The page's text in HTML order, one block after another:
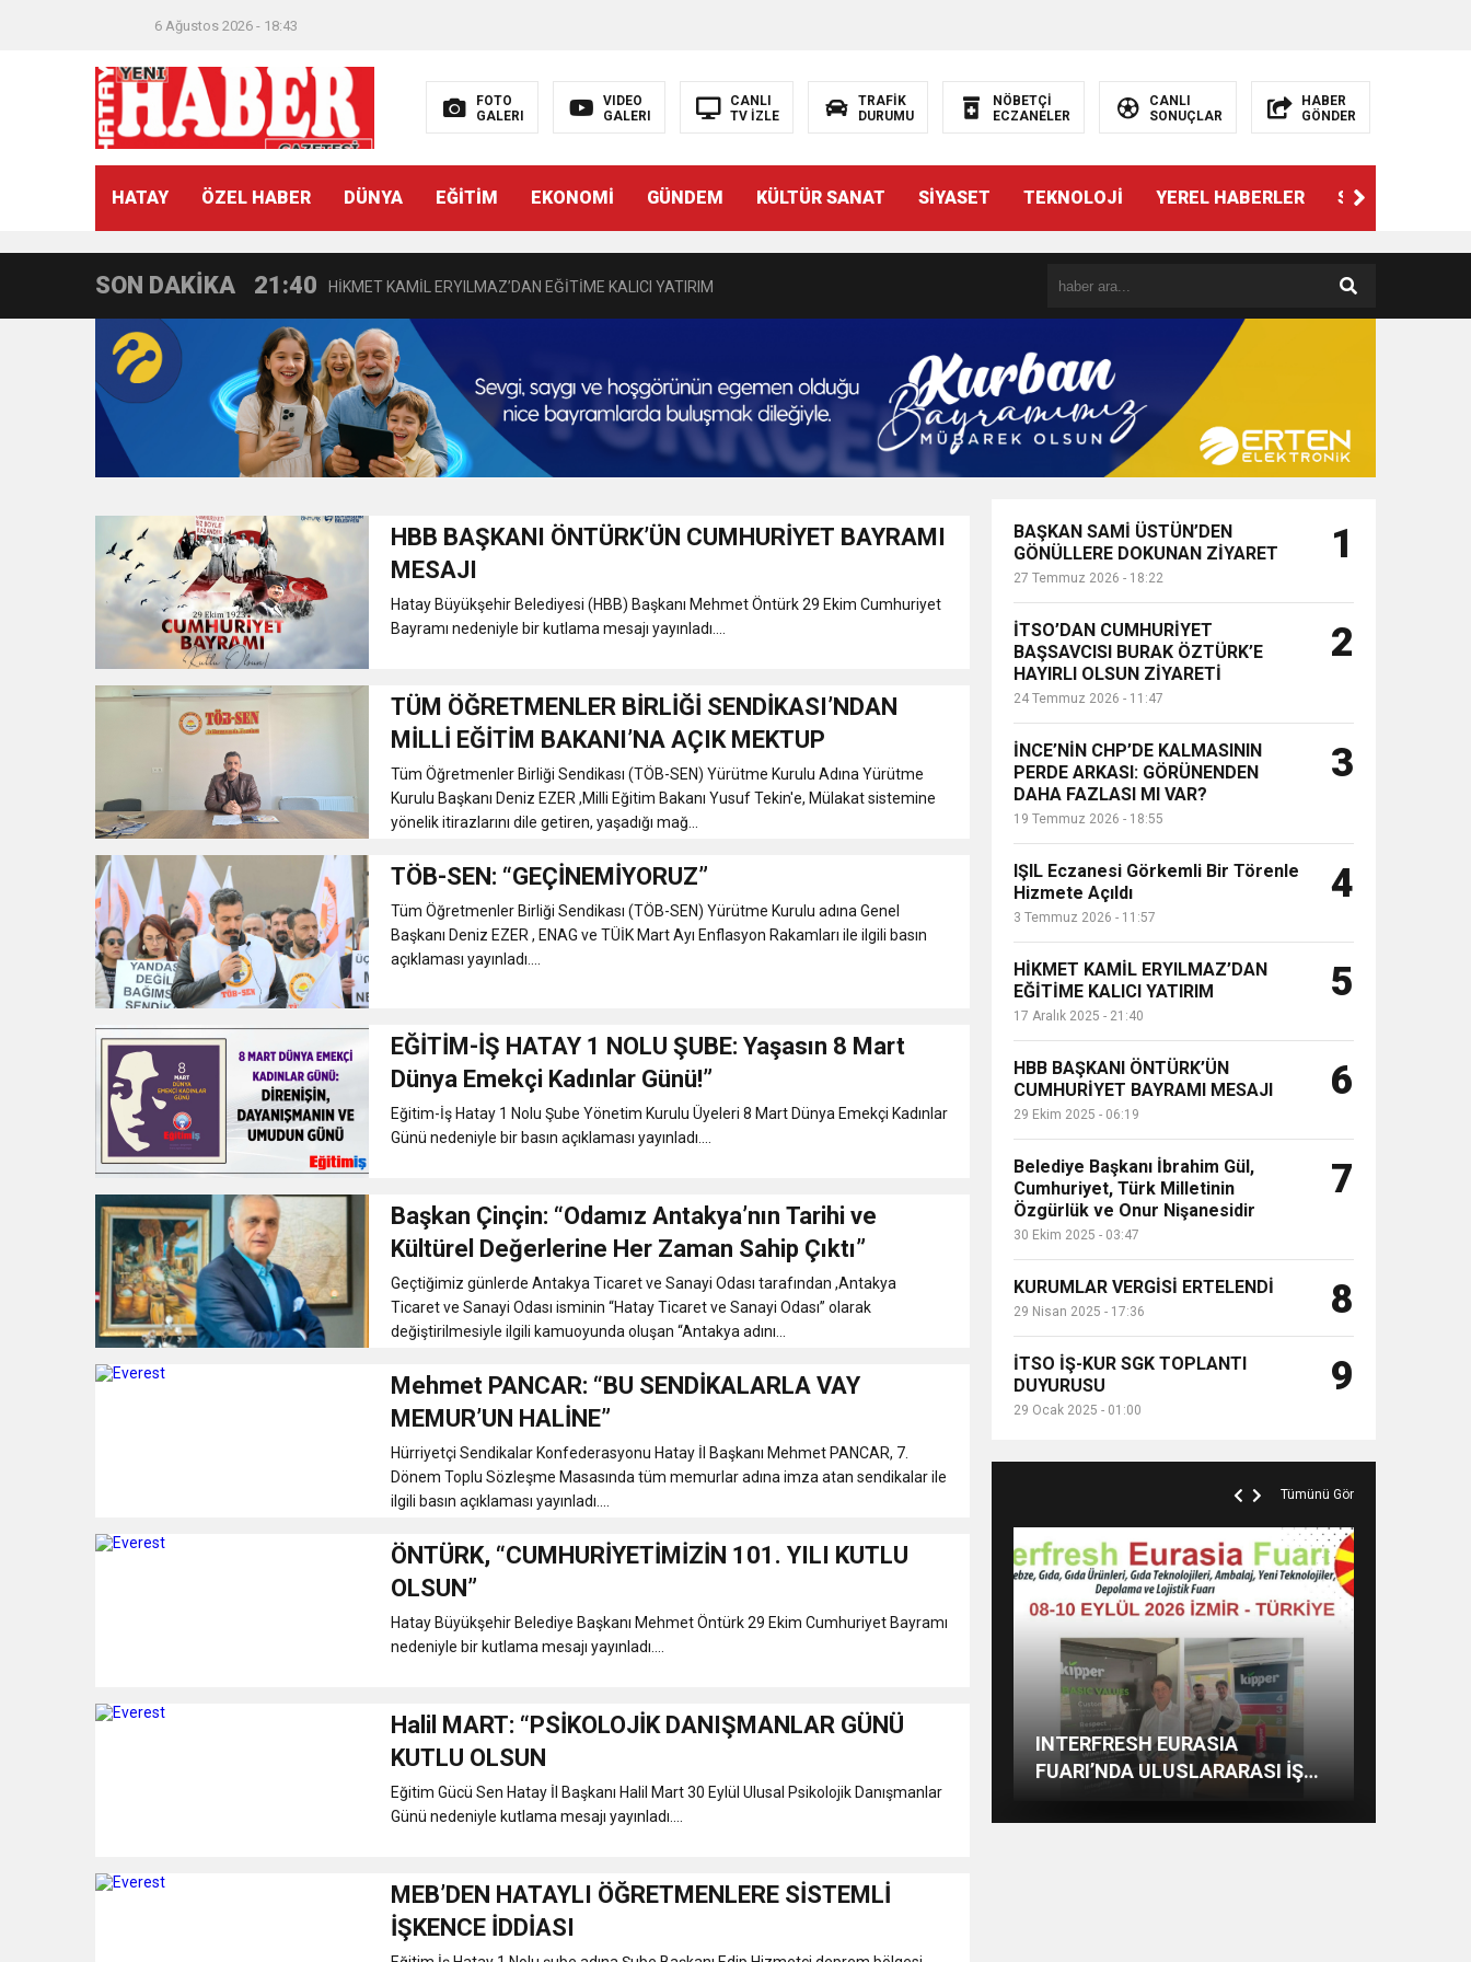
6 Ağustos 2026 - 18:43
FOTO
GALERI
VIDEO
GALERI
CANLI
TV İZLE
TRAFİK
DURUMU
NÖBETÇİ
ECZANELER
CANLI
SONUÇLAR
HABER
GÖNDER
HATAY ÖZEL HABER DÜNYA EĞİTİM EKONOMİ GÜNDEM KÜLTÜR SANAT SİYASET TEKNOLOJİ YEREL HABERLER SPOR
SON DAKİKA
18:22
11:47 İTSO’DAN CUMHURİYET BAŞSAVCISI BURAK ÖZTÜRK’E HAYIRLI OLSUN ZİYARETİ
18:55
21:40 HİKMET KAMİL ERYILMAZ’DAN EĞİTİME KALICI YATIRIM
3:47 Belediye Başkanı İbrahim Gül, Cumhuriyet, Türk Milletinin Özgürlük ve Onur Nişanesidir
6:19 HBB BAŞKANI ÖNTÜRK’ÜN CUMHURİYET BAYRAMI MESAJI
17:36
1:00 İTSO İŞ-KUR SGK TOPLANTI DUYURUSU
21:40 CEYLANDERE’DE BAŞKAN EMRAH KARAÇAY’A SEVGİ SELİ
18:22
HBB BAŞKANI ÖNTÜRK’ÜN CUMHURİYET BAYRAMI
MESAJI
Hatay Büyükşehir Belediyesi (HBB) Başkanı Mehmet Öntürk 29 Ekim Cumhuriyet
Bayramı nedeniyle bir kutlama mesajı yayınladı....
TÜM ÖĞRETMENLER BİRLİĞİ SENDİKASI’NDAN
MİLLİ EĞİTİM BAKANI’NA AÇIK MEKTUP
Tüm Öğretmenler Birliği Sendikası (TÖB-SEN) Yürütme Kurulu Adına Yürütme
Kurulu Başkanı Deniz EZER ,Milli Eğitim Bakanı Yusuf Tekin'e, Mülakat sistemine
yönelik itirazlarını dile getiren, yaşadığı mağ...
TÖB-SEN: “GEÇİNEMİYORUZ”
Tüm Öğretmenler Birliği Sendikası (TÖB-SEN) Yürütme Kurulu adına Genel
Başkanı Deniz EZER , ENAG ve TÜİK Mart Ayı Enflasyon Rakamları ile ilgili basın
açıklaması yayınladı....
EĞİTİM-İŞ HATAY 1 NOLU ŞUBE: Yaşasın 8 Mart
Dünya Emekçi Kadınlar Günü!”
Eğitim-İş Hatay 1 Nolu Şube Yönetim Kurulu Üyeleri 8 Mart Dünya Emekçi Kadınlar
Günü nedeniyle bir basın açıklaması yayınladı....
Başkan Çinçin: “Odamız Antakya’nın Tarihi ve
Kültürel Değerlerine Her Zaman Sahip Çıktı”
Geçtiğimiz günlerde Antakya Ticaret ve Sanayi Odası tarafından ,Antakya
Ticaret ve Sanayi Odası isminin “Hatay Ticaret ve Sanayi Odası” olarak
değiştirilmesiyle ilgili kamuoyunda oluşan “Antakya adını...
Mehmet PANCAR: “BU SENDİKALARLA VAY
MEMUR’UN HALİNE”
Hürriyetçi Sendikalar Konfederasyonu Hatay İl Başkanı Mehmet PANCAR, 7.
Dönem Toplu Sözleşme Masasında tüm memurlar adına imza atan sendikalar ile
ilgili basın açıklaması yayınladı....
ÖNTÜRK, “CUMHURİYETİMİZİN 101. YILI KUTLU
OLSUN”
Hatay Büyükşehir Belediye Başkanı Mehmet Öntürk 29 Ekim Cumhuriyet Bayramı
nedeniyle bir kutlama mesajı yayınladı....
Halil MART: “PSİKOLOJİK DANIŞMANLAR GÜNÜ
KUTLU OLSUN
Eğitim Gücü Sen Hatay İl Başkanı Halil Mart 30 Eylül Ulusal Psikolojik Danışmanlar
Günü nedeniyle kutlama mesajı yayınladı....
MEB’DEN HATAYLI ÖĞRETMENLERE SİSTEMLİ
İŞKENCE İDDİASI
BAŞKAN SAMİ ÜSTÜN’DEN
GÖNÜLLERE DOKUNAN ZİYARET
27 Temmuz 2026 - 18:22
1
İTSO’DAN CUMHURİYET
BAŞSAVCISI BURAK ÖZTÜRK’E
HAYIRLI OLSUN ZİYARETİ
24 Temmuz 2026 - 11:47
2
İNCE’NİN CHP’DE KALMASININ
PERDE ARKASI: GÖRÜNENDEN
DAHA FAZLASI MI VAR?
19 Temmuz 2026 - 18:55
3
IŞIL Eczanesi Görkemli Bir Törenle
Hizmete Açıldı
3 Temmuz 2026 - 11:57
4
HİKMET KAMİL ERYILMAZ’DAN
EĞİTİME KALICI YATIRIM
17 Aralık 2025 - 21:40
5
HBB BAŞKANI ÖNTÜRK’ÜN
CUMHURİYET BAYRAMI MESAJI
29 Ekim 2025 - 06:19
6
Belediye Başkanı İbrahim Gül,
Cumhuriyet, Türk Milletinin
Özgürlük ve Onur Nişanesidir
30 Ekim 2025 - 03:47
7
KURUMLAR VERGİSİ ERTELENDİ
29 Nisan 2025 - 17:36 8
İTSO İŞ-KUR SGK TOPLANTI
DUYURUSU
29 Ocak 2025 - 01:00
9
Tümünü Gör
HATAY SGK’DA GECE YARISINA
KADAR MESAİ
INTERFRESH EURASIA
FUARI’NDA ULUSLARARASI İŞ
BİRLİKLERİ İÇİN GERİ SAYIM
BAŞLADI
SAMANDAĞ’DA ZEHİR
TACİRLERİNE JANDARMA
ADD SAMANDAĞ ŞUBESİ:
“HATAY, ATATÜRK’ÜN
EMANETİDİR”